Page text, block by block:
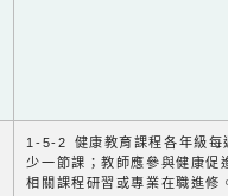
1-5-2 健康教育課程各年級每
少一節課；教師應參與健康促
相關課程研習或專業在職進修